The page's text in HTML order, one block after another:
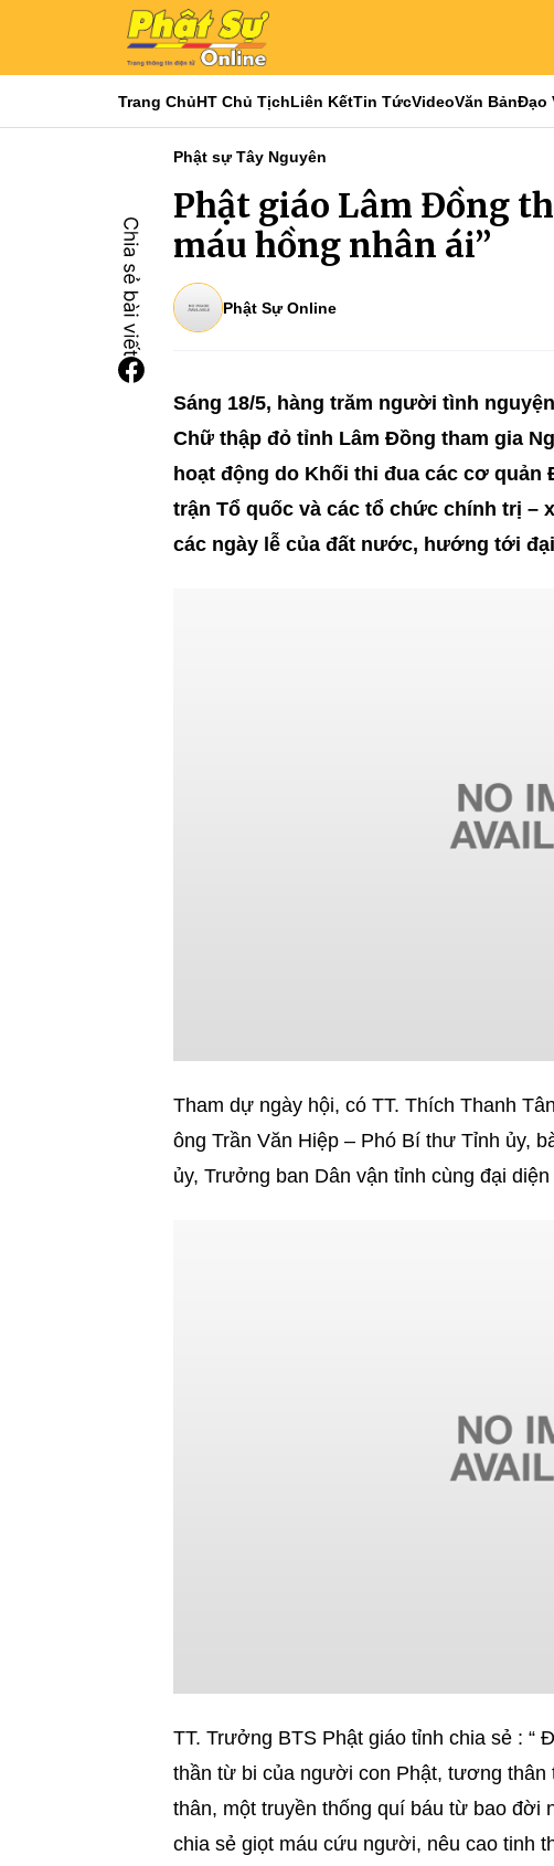
Trang ChủHT Chủ TịchLiên KếtTin TứcVideoVăn BảnĐạo
Phật sự Tây Nguyên
Phật giáo Lâm Đồng
máu hồng nhân ái”
Phật Sự Online
Sáng 18/5, hàng trăm người tình
Chữ thập đỏ tỉnh Lâm Đồng tham gia
hoạt động do Khối thi đua các cơ quản
trận Tổ quốc và các tổ chức chính trị –
các ngày lễ của đất nước, hướng tới
Tham dự ngày hội, có TT. Thích Thanh
ông Trần Văn Hiệp – Phó Bí thư Tỉnh ủy,
ủy, Trưởng ban Dân vận tỉnh cùng đại
TT. Trưởng BTS Phật giáo tỉnh chia sẻ : “
thần từ bi của người con Phật, tương
thân, một truyền thống quí báu từ bao đời
chia sẻ giọt máu cứu người, nêu cao tinh